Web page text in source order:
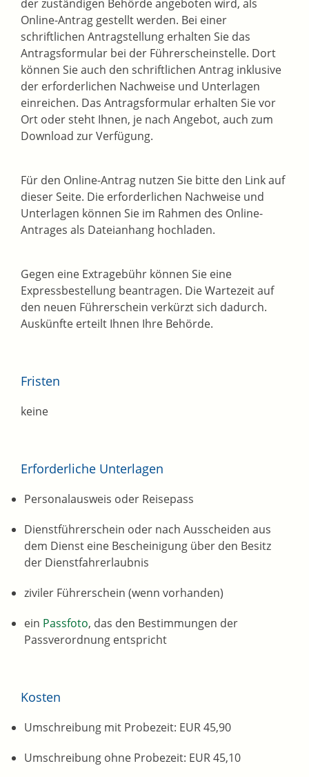
der zuständigen Behörde angeboten wird, als
Online-Antrag gestellt werden. Bei einer
schriftlichen Antragstellung erhalten Sie das
Antragsformular bei der Führerscheinstelle. Dort
können Sie auch den schriftlichen Antrag inklusive
der erforderlichen Nachweise und Unterlagen
einreichen. Das Antragsformular erhalten Sie vor
Ort oder steht Ihnen, je nach Angebot, auch zum
Download zur Verfügung.
Für den Online-Antrag nutzen Sie bitte den Link auf
dieser Seite. Die erforderlichen Nachweise und
Unterlagen können Sie im Rahmen des Online-
Antrages als Dateianhang hochladen.
Gegen eine Extragebühr können Sie eine
Expressbestellung beantragen. Die Wartezeit auf
den neuen Führerschein verkürzt sich dadurch.
Auskünfte erteilt Ihnen Ihre Behörde.
Fristen
keine
Erforderliche Unterlagen
Personalausweis oder Reisepass
Dienstführerschein oder nach Ausscheiden aus
dem Dienst eine Bescheinigung über den Besitz
der Dienstfahrerlaubnis
ziviler Führerschein (wenn vorhanden)
ein Passfoto, das den Bestimmungen der
Passverordnung entspricht
Kosten
Umschreibung mit Probezeit: EUR 45,90
Umschreibung ohne Probezeit: EUR 45,10